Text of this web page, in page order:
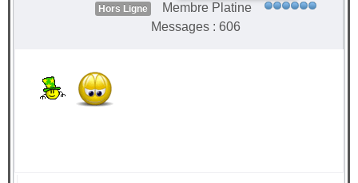
Hors Ligne
Membre Platine
Messages : 606